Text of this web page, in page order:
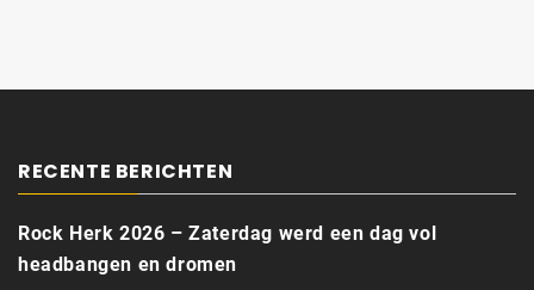
RECENTE BERICHTEN
Rock Herk 2026 – Zaterdag werd een dag vol
headbangen en dromen